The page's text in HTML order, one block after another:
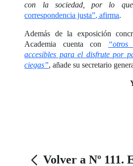
con la sociedad, por lo
correspondencia justa”, afirma.
Además de la exposición
Academia cuenta con
“otros
accesibles para el disfrute por
ciegas”, añade su secretario
Volver a Nº 111.